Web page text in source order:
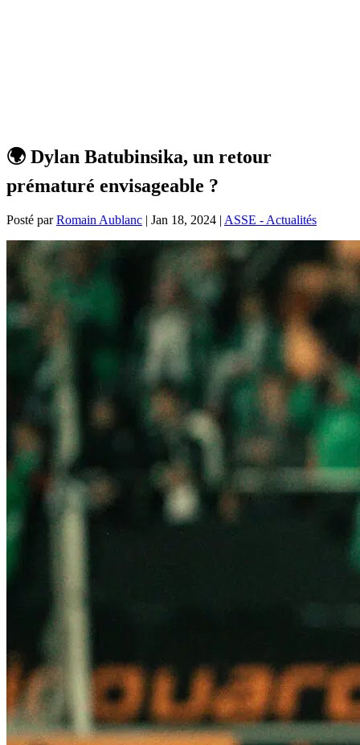
🌍 Dylan Batubinsika, un retour
prématuré envisageable ?
Posté parRomain Aublanc | Jan 18, 2024 | ASSE - Actualités